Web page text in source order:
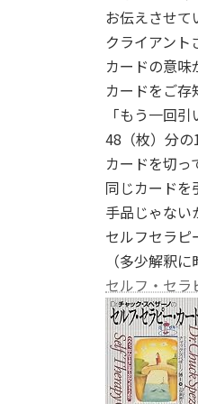
お伝えさせて
クライアント
カードの意
カードをご
「もう一回
48（枚）分
カードを切
同じカードを
手品じゃない
セルフセラピ
（多少解釈
セルフ・セラ